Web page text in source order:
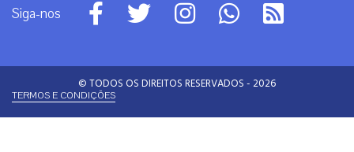
Siga-nos
© TODOS OS DIREITOS RESERVADOS - 2026
TERMOS E CONDIÇÕES